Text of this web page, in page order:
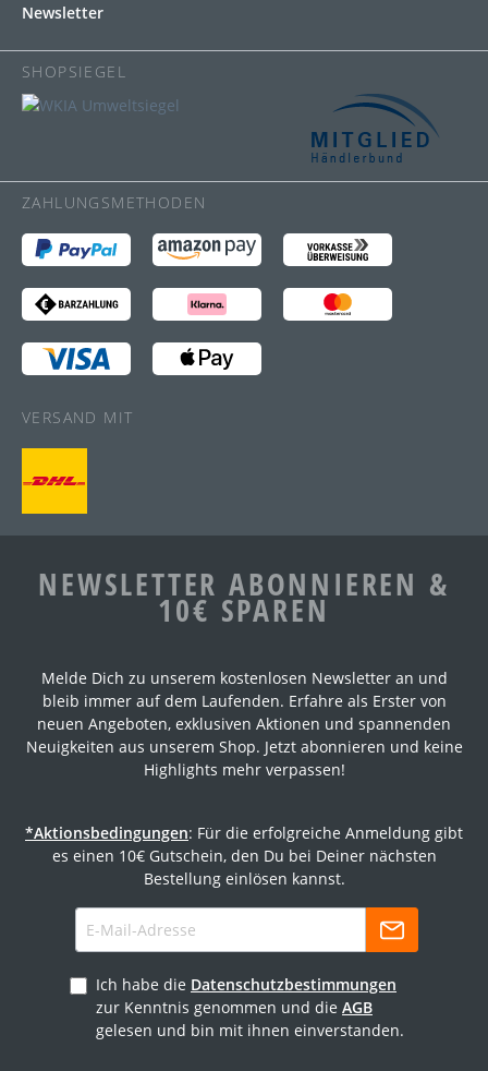
Newsletter
SHOPSIEGEL
ZAHLUNGSMETHODEN
VERSAND MIT
NEWSLETTER ABONNIEREN &
10€ SPAREN
Melde Dich zu unserem kostenlosen Newsletter an und
bleib immer auf dem Laufenden. Erfahre als Erster von
neuen Angeboten, exklusiven Aktionen und spannenden
Neuigkeiten aus unserem Shop. Jetzt abonnieren und keine
Highlights mehr verpassen!
*Aktionsbedingungen: Für die erfolgreiche Anmeldung gibt
es einen 10€ Gutschein, den Du bei Deiner nächsten
Bestellung einlösen kannst.
Ich habe die Datenschutzbestimmungen
zur Kenntnis genommen und die AGB
gelesen und bin mit ihnen einverstanden.